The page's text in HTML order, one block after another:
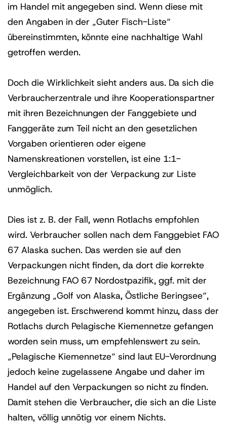
im Handel mit angegeben sind. Wenn diese mit
den Angaben in der „Guter Fisch-Liste“
übereinstimmten, könnte eine nachhaltige Wahl
getroffen werden.
Doch die Wirklichkeit sieht anders aus. Da sich die
Verbraucherzentrale und ihre Kooperationspartner
mit ihren Bezeichnungen der Fanggebiete und
Fanggeräte zum Teil nicht an den gesetzlichen
Vorgaben orientieren oder eigene
Namenskreationen vorstellen, ist eine 1:1-
Vergleichbarkeit von der Verpackung zur Liste
unmöglich.
Dies ist z. B. der Fall, wenn Rotlachs empfohlen
wird. Verbraucher sollen nach dem Fanggebiet FAO
67 Alaska suchen. Das werden sie auf den
Verpackungen nicht finden, da dort die korrekte
Bezeichnung FAO 67 Nordostpazifik, ggf. mit der
Ergänzung „Golf von Alaska, Östliche Beringsee“,
angegeben ist. Erschwerend kommt hinzu, dass der
Rotlachs durch Pelagische Kiemennetze gefangen
worden sein muss, um empfehlenswert zu sein.
„Pelagische Kiemennetze“ sind laut EU-Verordnung
jedoch keine zugelassene Angabe und daher im
Handel auf den Verpackungen so nicht zu finden.
Damit stehen die Verbraucher, die sich an die Liste
halten, völlig unnötig vor einem Nichts.